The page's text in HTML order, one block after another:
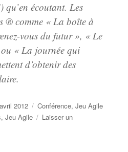
qu’en écoutant. Les
® comme « La boîte à
vous du futur », « Le
« La journée qui
d’obtenir des
2012 Catégories
Conférence,Jeu Agile
,Jeu Agile
Laisser un